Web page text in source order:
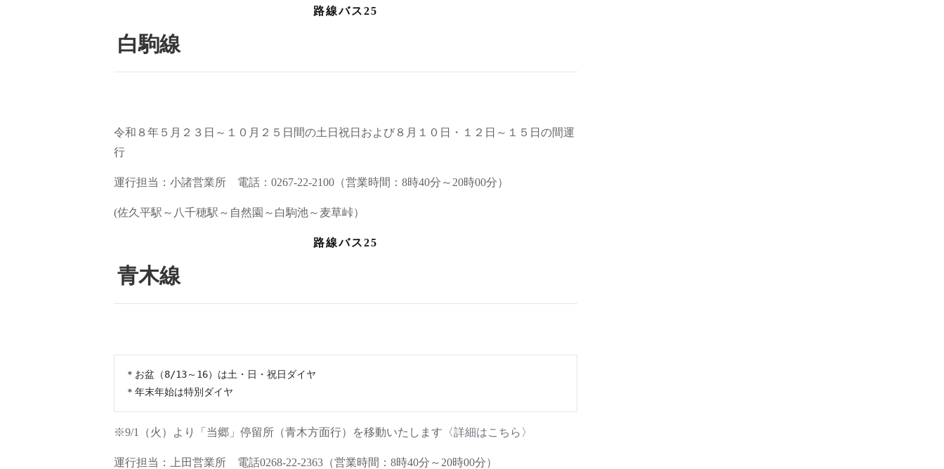
路線バス25
白駒線
令和８年５月２３日～１０月２５日間の土日祝日および８月１０日・１２日～１５日の間運
行
運行担当：小諸営業所 電話：0267-22-2100（営業時間：8時40分～20時00分）
(佐久平駅～八千穂駅～自然園～白駒池～麦草峠）
路線バス25
青木線
＊お盆（8/13～16）は土・日・祝日ダイヤ
＊年末年始は特別ダイヤ
※9/1（火）より「当郷」停留所（青木方面行）を移動いたします〈詳細はこちら 〉
運行担当：上田営業所 電話0268-22-2363（営業時間：8時40分～20時00分）